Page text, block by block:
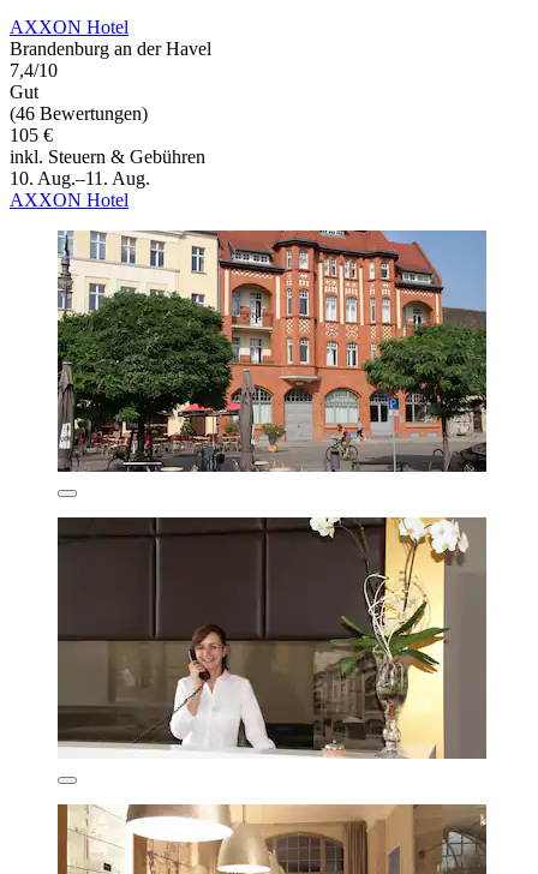
AXXON Hotel
Brandenburg an der Havel
7,4/10
Gut
(46 Bewertungen)
105 €
inkl. Steuern & Gebühren
10. Aug.–11. Aug.
AXXON Hotel